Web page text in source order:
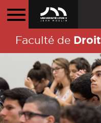
Faculté de Droit